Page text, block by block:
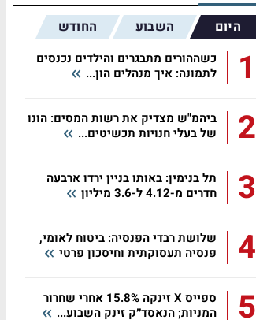
היום השבוע החודש
1
כשההורים מתבגרים והילדים נכנסים
לתמונה: איך מנהלים הון...
2
ביהמ"ש מצדיק את רשות המסים: הונו
של בעלי חנויות תכשיטים...
3
תל בנימין: באותו בניין ירדו ארבעה
חדרים מ-4.12 ל-3.6 מיליון
4
שלושת רבדי הפנסיה: ביטוח לאומי,
פנסיה תעסוקתית וחיסכון פרטי
5
ספייס X זינקה 15.8% אחרי שחרור
המניות; הנאסד״ק זינק השבוע...